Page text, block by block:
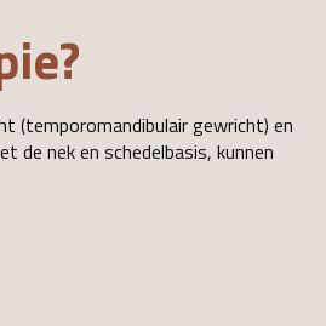
(temporomandibulair gewricht) en
de nek en schedelbasis, kunnen